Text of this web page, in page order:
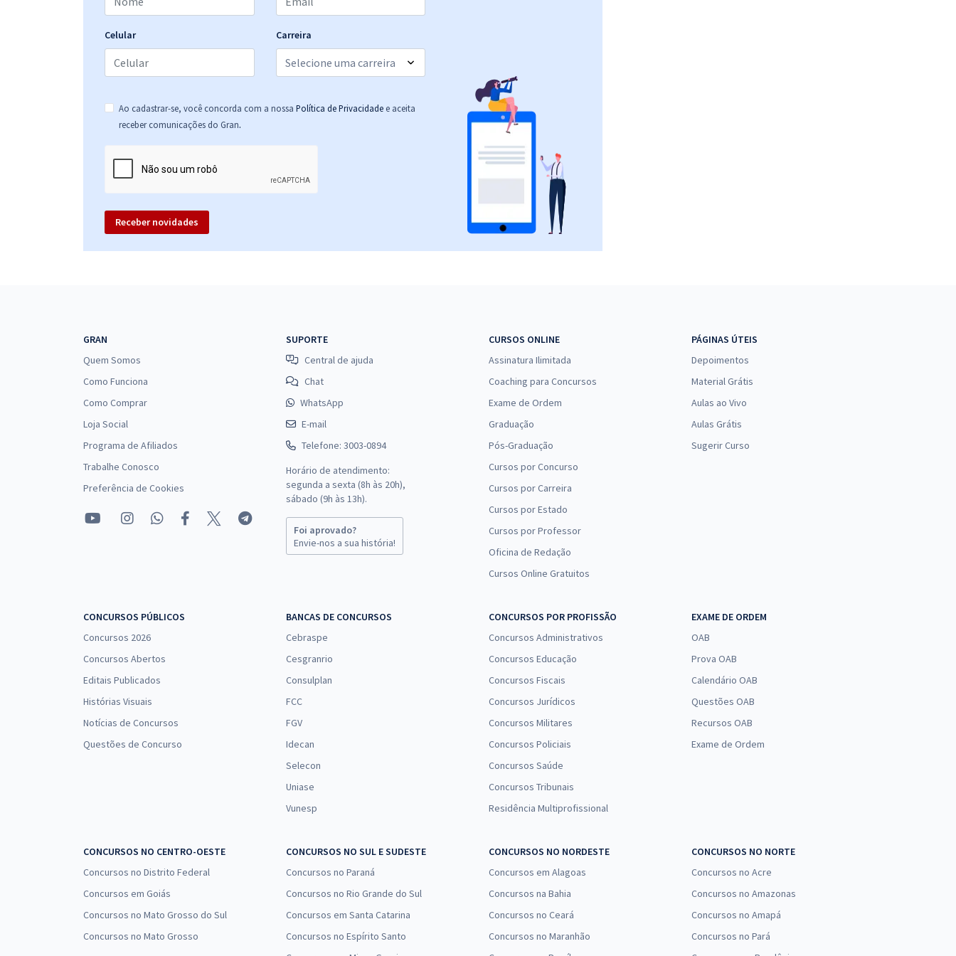
Celular Carreira
Ao cadastrar-se, você concorda com a nossa Política de Privacidade e aceita
receber comunicações do Gran.
Receber novidades
GRAN
Quem Somos
Como Funciona
Como Comprar
Loja Social
Programa de Afiliados
Trabalhe Conosco
Preferência de Cookies
SUPORTE
Central de ajuda
Chat
WhatsApp
E-mail
Telefone: 3003-0894
Horário de atendimento:
segunda a sexta (8h às 20h),
sábado (9h às 13h).
Foi aprovado?
Envie-nos a sua história!
CURSOS ONLINE
Assinatura Ilimitada
Coaching para Concursos
Exame de Ordem
Graduação
Pós-Graduação
Cursos por Concurso
Cursos por Carreira
Cursos por Estado
Cursos por Professor
Oficina de Redação
Cursos Online Gratuitos
PÁGINAS ÚTEIS
Depoimentos
Material Grátis
Aulas ao Vivo
Aulas Grátis
Sugerir Curso
CONCURSOS PÚBLICOS
Concursos 2026
Concursos Abertos
Editais Publicados
Histórias Visuais
Notícias de Concursos
Questões de Concurso
BANCAS DE CONCURSOS
Cebraspe
Cesgranrio
Consulplan
FCC
FGV
Idecan
Selecon
Uniase
Vunesp
CONCURSOS POR PROFISSÃO
Concursos Administrativos
Concursos Educação
Concursos Fiscais
Concursos Jurídicos
Concursos Militares
Concursos Policiais
Concursos Saúde
Concursos Tribunais
Residência Multiprofissional
EXAME DE ORDEM
OAB
Prova OAB
Calendário OAB
Questões OAB
Recursos OAB
Exame de Ordem
CONCURSOS NO CENTRO-OESTE
Concursos no Distrito Federal
Concursos em Goiás
Concursos no Mato Grosso do Sul
Concursos no Mato Grosso
CONCURSOS NO SUL E SUDESTE
Concursos no Paraná
Concursos no Rio Grande do Sul
Concursos em Santa Catarina
Concursos no Espírito Santo
CONCURSOS NO NORDESTE
Concursos em Alagoas
Concursos na Bahia
Concursos no Ceará
Concursos no Maranhão
CONCURSOS NO NORTE
Concursos no Acre
Concursos no Amazonas
Concursos no Amapá
Concursos no Pará